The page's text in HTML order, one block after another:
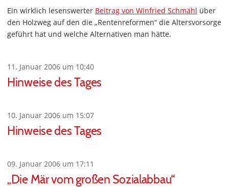
Ein wirklich lesenswerter Beitrag von Winfried Schmähl über
den Holzweg auf den die „Rentenreformen“ die Altersvorsorge
geführt hat und welche Alternativen man hätte.
11. Januar 2006 um 10:40
Hinweise des Tages
10. Januar 2006 um 15:07
Hinweise des Tages
09. Januar 2006 um 17:11
„Die Mär vom großen Sozialabbau“